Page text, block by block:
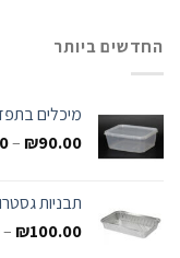
החדשים ביותר
מיכלים
₪90.00
–
תבניות
₪100.00
–